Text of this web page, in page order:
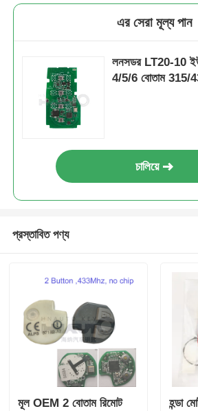
গাড়ির চাবি ব্লেড
একক কোণ মিলিং কাটার
গাড়ির চাবি প্রোগ্রামার
এর সেরা মূল্য পান
লনসডর LT20-10
4/5/6 বোতাম 315/
চালিয়ে
প্রস্তাবিত পণ্য
মূল OEM 2 বোতাম রিমোট
হন্ডা